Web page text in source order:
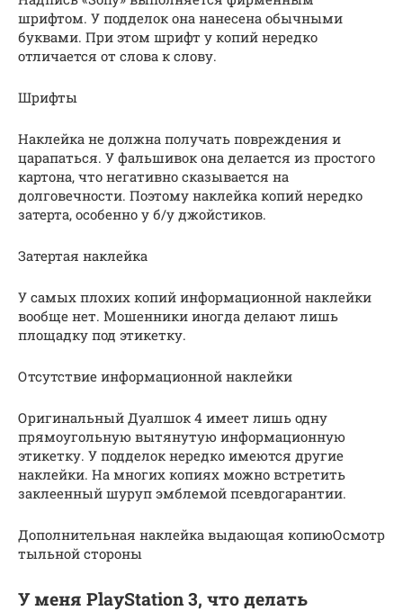
шрифтом. У подделок она нанесена обычными
буквами. При этом шрифт у копий нередко
отличается от слова к слову.
Шрифты
Наклейка не должна получать повреждения и
царапаться. У фальшивок она делается из простого
картона, что негативно сказывается на
долговечности. Поэтому наклейка копий нередко
затерта, особенно у б/у джойстиков.
Затертая наклейка
У самых плохих копий информационной наклейки
вообще нет. Мошенники иногда делают лишь
площадку под этикетку.
Отсутствие информационной наклейки
Оригинальный Дуалшок 4 имеет лишь одну
прямоугольную вытянутую информационную
этикетку. У подделок нередко имеются другие
наклейки. На многих копиях можно встретить
заклеенный шуруп эмблемой псевдогарантии.
Дополнительная наклейка выдающая копиюОсмотр
тыльной стороны
У меня PlayStation 3, что делать